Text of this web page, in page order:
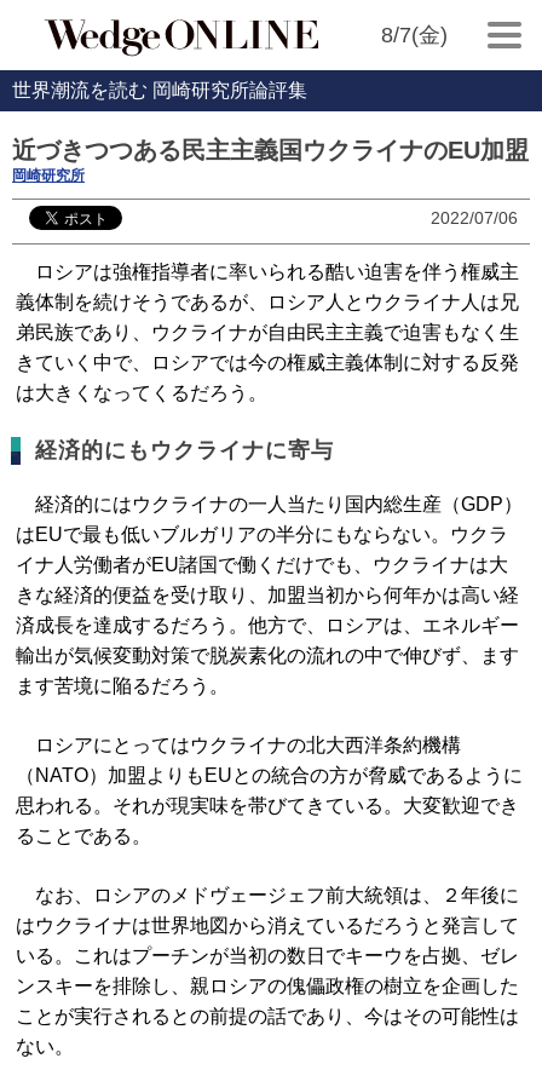
8/7(金)
世界潮流を読む 岡崎研究所論評集
近づきつつある民主主義国ウクライナのEU加盟
岡崎研究所
2022/07/06
ロシアは強権指導者に率いられる酷い迫害を伴う権威主
義体制を続けそうであるが、ロシア人とウクライナ人は兄
弟民族であり、ウクライナが自由民主主義で迫害もなく生
きていく中で、ロシアでは今の権威主義体制に対する反発
は大きくなってくるだろう。
経済的にもウクライナに寄与
経済的にはウクライナの一人当たり国内総生産（GDP）
はEUで最も低いブルガリアの半分にもならない。ウクラ
イナ人労働者がEU諸国で働くだけでも、ウクライナは大
きな経済的便益を受け取り、加盟当初から何年かは高い経
済成長を達成するだろう。他方で、ロシアは、エネルギー
輸出が気候変動対策で脱炭素化の流れの中で伸びず、ます
ます苦境に陥るだろう。
ロシアにとってはウクライナの北大西洋条約機構
（NATO）加盟よりもEUとの統合の方が脅威であるように
思われる。それが現実味を帯びてきている。大変歓迎でき
ることである。
なお、ロシアのメドヴェージェフ前大統領は、２年後に
はウクライナは世界地図から消えているだろうと発言して
いる。これはプーチンが当初の数日でキーウを占拠、ゼレ
ンスキーを排除し、親ロシアの傀儡政権の樹立を企画した
ことが実行されるとの前提の話であり、今はその可能性は
ない。